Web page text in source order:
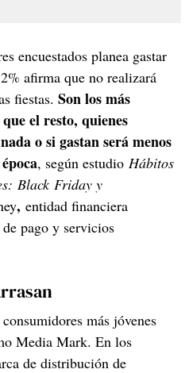
encuestados planea gastar
afirma que no realizará
fiestas. Son los más
el resto, quienes
o si gastan será menos
, según estudio Hábitos
Black Friday y
, entidad financiera
pago y servicios
más jóvenes
Media Mark. En los
de distribución de